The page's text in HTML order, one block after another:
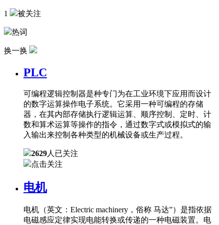
1 被关注
热词
换一换
PLC
可编程逻辑控制器是种专门为在工业环境下应用而设计
的数字运算操作电子系统。它采用一种可编程的存储
器，在其内部存储执行逻辑运算、顺序控制、定时、计
数和算术运算等操作的指令，通过数字式或模拟式的输
入输出来控制各种类型的机械设备或生产过程。
2629人已关注
点击关注
电机
电机（英文：Electric machinery，俗称 马达”）是指依据
电磁感应定律实现电能转换或传递的一种电磁装置。电